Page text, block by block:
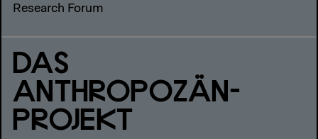
Research Forum
DAS
ANTHROPOZÄN-
PROJEKT